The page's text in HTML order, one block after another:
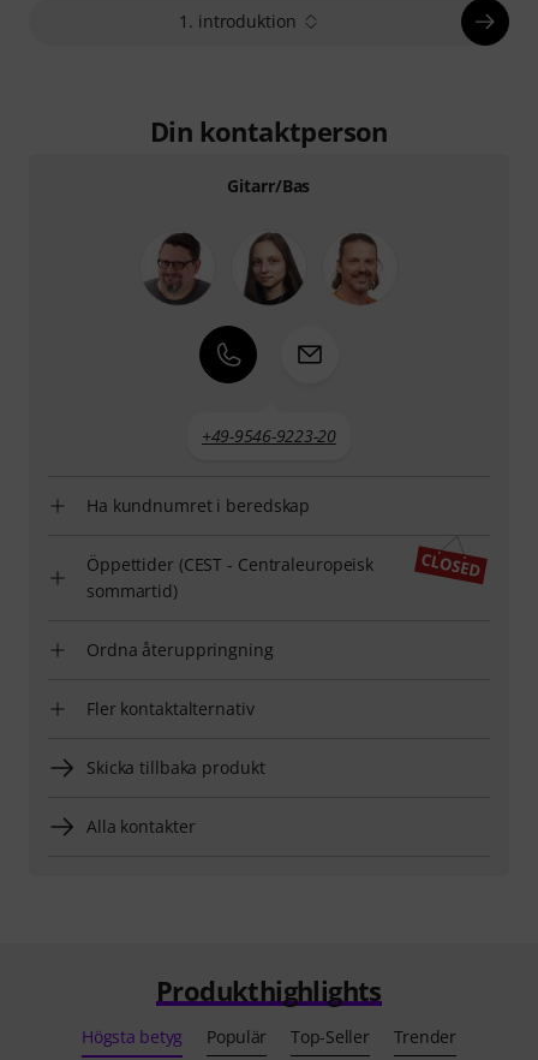
1. introduktion
Din kontaktperson
Gitarr/Bas
+49-9546-9223-20
Ha kundnumret i beredskap
Öppettider (CEST - Centraleuropeisk
sommartid)
Ordna återuppringning
Fler kontaktalternativ
Skicka tillbaka produkt
Alla kontakter
Produkthighlights
Högsta betyg Populär Top-Seller Trender